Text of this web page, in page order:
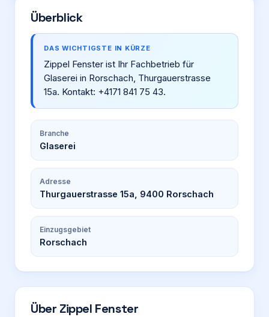
Überblick
DAS WICHTIGSTE IN KÜRZE
Zippel Fenster ist Ihr Fachbetrieb für
Glaserei in Rorschach, Thurgauerstrasse
15a. Kontakt: +4171 841 75 43.
Branche
Glaserei
Adresse
Thurgauerstrasse 15a, 9400 Rorschach
Einzugsgebiet
Rorschach
Über Zippel Fenster